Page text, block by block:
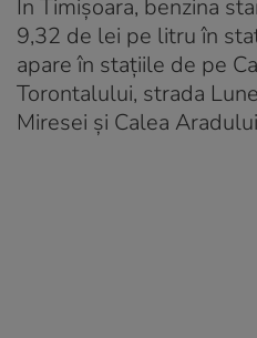
În Timișoara, benzina
9,32 de lei pe litru în
apare în stațiile de pe
Torontalului, strada
Miresei și Calea